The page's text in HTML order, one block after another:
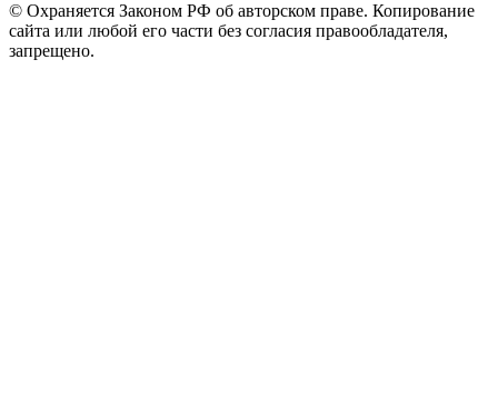
© Охраняется Законом РФ об авторском праве. Копирование
сайта или любой его части без согласия правообладателя,
запрещено.